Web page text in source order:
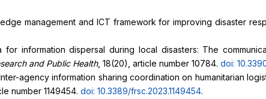
management and ICT framework for improving disaster
for information dispersal during local disasters: The
and Public Health, 18(20), article number 10784. doi:
agency information sharing coordination on humanitarian
number 1149454. doi: 10.3389/frsc.2023.1149454.